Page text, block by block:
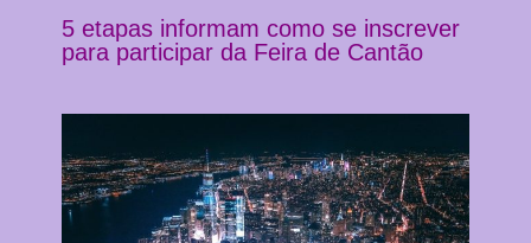
5 etapas informam como se inscrever
para participar da Feira de Cantão